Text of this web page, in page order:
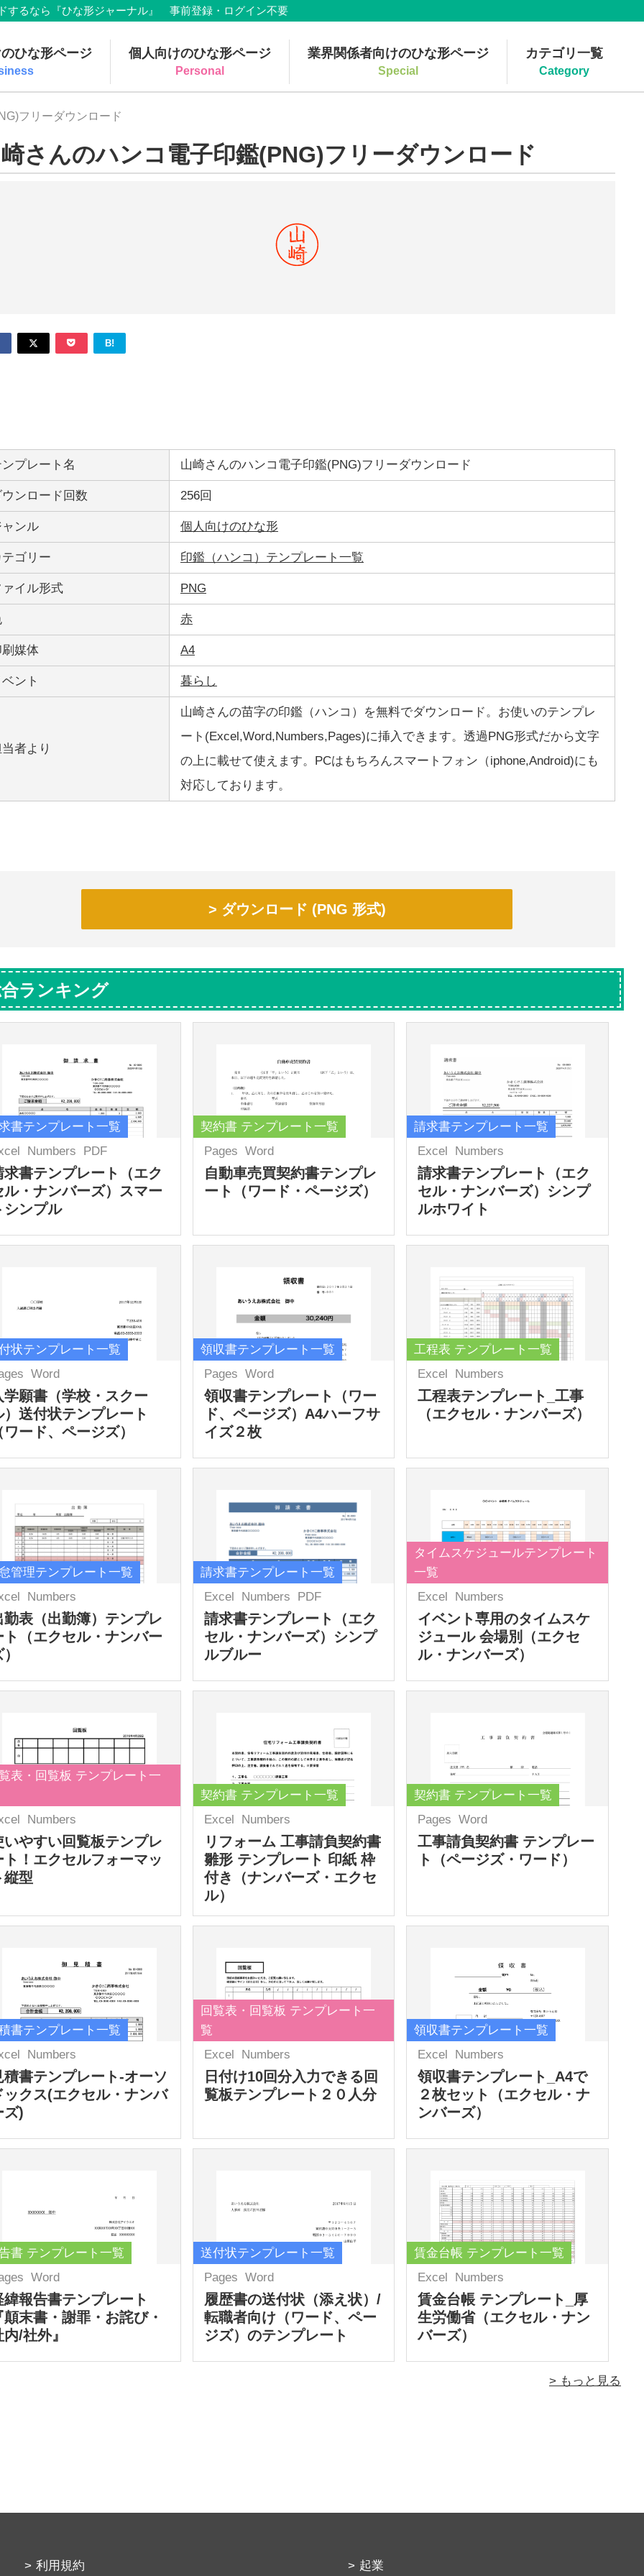
するなら『ひな形ジャーナル』 事前登録・ログイン不要
ひな形ページ 個人向けのひな形ページ
Personal
業界関係者向けのひな形ページ
Special
カテゴリ一覧
Category
フリーダウンロード
さんのハンコ電子印鑑(PNG)フリーダウンロード
B!
ンプレート名 山崎さんのハンコ電子印鑑(PNG)フリーダウンロード
ウンロード回数 256回
ャンル 個人向けのひな形
テゴリー 印鑑（ハンコ）テンプレート一覧
ァイル形式 PNG
赤
刷媒体 A4
ント 暮らし
者より
山崎さんの苗字の印鑑（ハンコ）を無料でダウンロード。お使いのテンプレ
ート(Excel,Word,Numbers,Pages)に挿入できます。透過PNG形式だから文字
の上に載せて使えます。PCはもちろんスマートフォン（iphone,Android)にも
対応しております。
ダウンロード (PNG 形式)
ランキング
書テンプレート一覧
Numbers PDF
求書テンプレート（エク
ル・ナンバーズ）スマー
シンプル
契約書 テンプレート一覧
Pages Word
自動車売買契約書テンプレ
ート（ワード・ページズ）
請求書テンプレート一覧
Excel
Numbers
請求書テンプレート（エク
セル・ナンバーズ）シンプ
ルホワイト
状テンプレート一覧
Word
学願書（学校・スクー
）送付状テンプレート
ワード、ページズ）
領収書テンプレート一覧
Pages Word
領収書テンプレート（ワー
ド、ページズ）A4ハーフサ
イズ２枚
工程表 テンプレート一覧
Excel
Numbers
工程表テンプレート_工事
（エクセル・ナンバーズ）
管理テンプレート一覧
Numbers
勤表（出勤簿）テンプレ
ト（エクセル・ナンバー
請求書テンプレート一覧
Excel
Numbers PDF
請求書テンプレート（エク
セル・ナンバーズ）シンプ
ルブルー
タイムスケジュールテンプレート
一覧
Excel
Numbers
イベント専用のタイムスケ
ジュール 会場別（エクセ
ル・ナンバーズ）
表・回覧板 テンプレート一
Numbers
いやすい回覧板テンプレ
ト！エクセルフォーマッ
縦型
契約書 テンプレート一覧
Excel
Numbers
リフォーム 工事請負契約書
雛形 テンプレート 印紙 枠
付き（ナンバーズ・エクセ
ル）
契約書 テンプレート一覧
Pages Word
工事請負契約書 テンプレー
ト（ページズ・ワード）
書テンプレート一覧
Numbers
積書テンプレート-オーソ
ックス(エクセル・ナンバ
ズ)
回覧表・回覧板 テンプレート一
覧
Excel
Numbers
日付け10回分入力できる回
覧板テンプレート２０人分
領収書テンプレート一覧
Excel
Numbers
領収書テンプレート_A4で
２枚セット（エクセル・ナ
ンバーズ）
書 テンプレート一覧
Word
緯報告書テンプレート
顛末書・謝罪・お詫び・
内/社外』
送付状テンプレート一覧
Pages Word
履歴書の送付状（添え状）/
転職者向け（ワード、ペー
ジズ）のテンプレート
賃金台帳 テンプレート一覧
Excel
Numbers
賃金台帳 テンプレート_厚
生労働省（エクセル・ナン
バーズ）
> もっと見る
利用規約 起業